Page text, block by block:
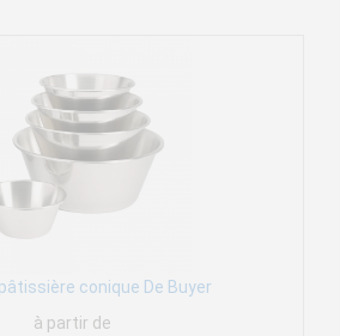
conique De Buyer
à partir de